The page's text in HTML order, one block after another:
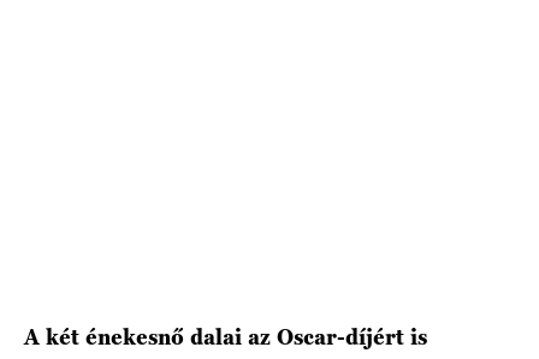
A két énekesnő dalai az Oscar-díjért is